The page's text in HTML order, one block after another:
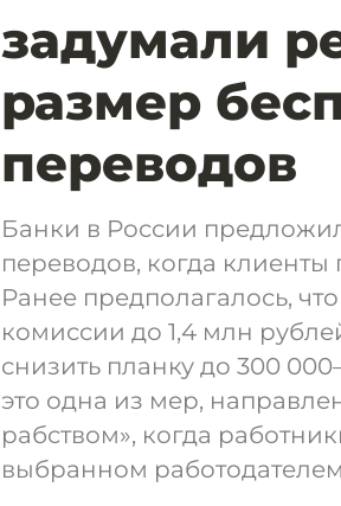
задумали
размер
переводов
Банки в России
переводов, когда
Ранее предполагалось,
комиссии до 1,4 млн
снизить планку до 300
это одна из мер,
рабством», когда
выбранном